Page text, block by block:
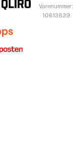
Varenummer:
10813839